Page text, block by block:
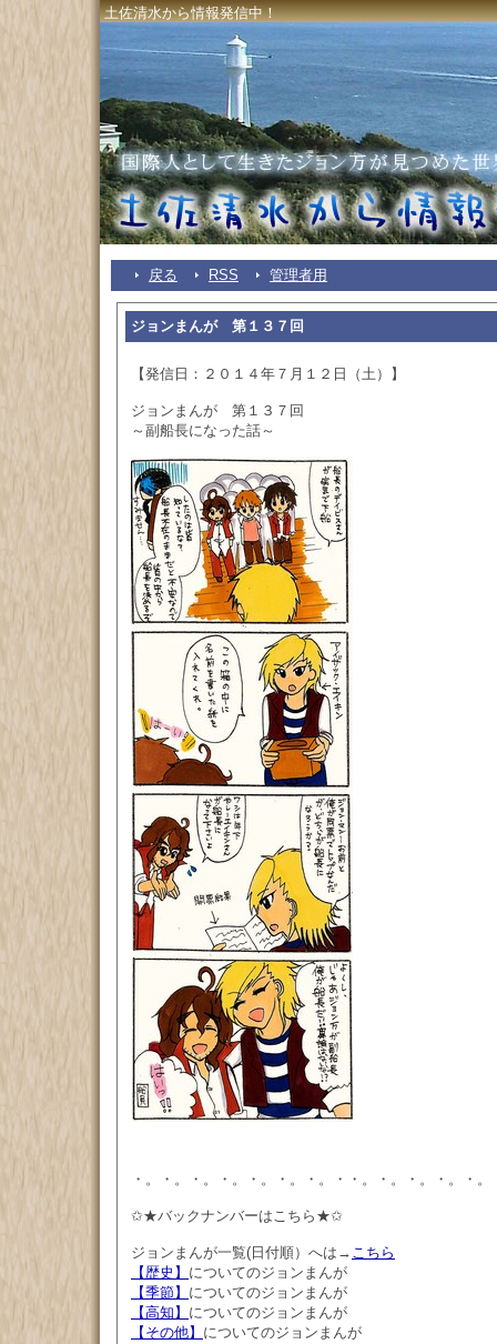
土佐清水から情報発信中！
戻る RSS 管理者用
ジョンまんが 第１３７回
【発信日：２０１４年７月１２日（土）】
ジョンまんが 第１３７回
～副船長になった話～
・。・。・。・。・。・。・。・・。・。・。・。・
✩★バックナンバーはこちら★✩
ジョンまんが一覧(日付順）へは→ こちら
【歴史】 についてのジョンまんが
【季節】 についてのジョンまんが
【高知】 についてのジョンまんが
【その他】 についてのジョンまんが